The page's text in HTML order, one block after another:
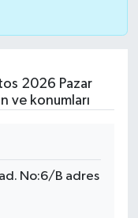
2026 Pazar
ve konumları
No:6/B adres